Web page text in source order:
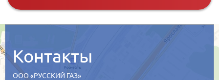
Контакты
ООО «РУССКИЙ ГАЗ»